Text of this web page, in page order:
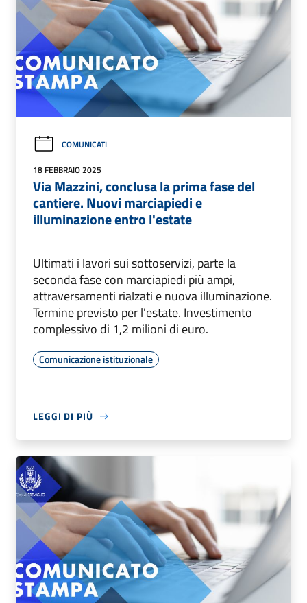
COMUNICATI
18 FEBBRAIO 2025
Via Mazzini, conclusa la prima fase del
cantiere. Nuovi marciapiedi e
illuminazione entro l'estate
Ultimati i lavori sui sottoservizi, parte la
seconda fase con marciapiedi più ampi,
attraversamenti rialzati e nuova illuminazione.
Termine previsto per l'estate. Investimento
complessivo di 1,2 milioni di euro.
Comunicazione istituzionale
LEGGI DI PIÙ